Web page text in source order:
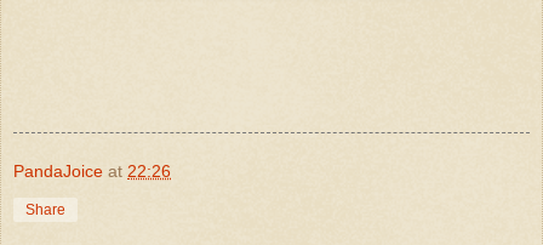
PandaJoice at 22:26
Share